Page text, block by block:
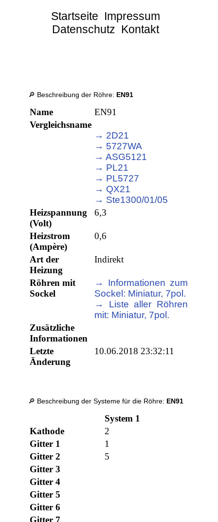
Startseite Impressum
Datenschutz Kontakt
🔎 Beschreibung der Röhre: EN91
Name
EN91
Vergleichsname
→ 2D21
→ 5727WA
→ ASG5121
→ PL21
→ PL5727
→ QX21
→ Ste1300/01/05
Heizspannung
(Volt)
6,3
Heizstrom
(Ampère)
0,6
Art der
Heizung
Indirekt
Röhren mit
Sockel
→ Informationen zum
Sockel: Miniatur, 7pol.
→ Liste aller Röhren
mit: Miniatur, 7pol.
Zusätzliche
Informationen
Letzte
Änderung
10.06.2018 23:32:11
🔎 Beschreibung der Systeme für die Röhre: EN91
System 1
Kathode
2
Gitter 1
1
Gitter 2
5
Gitter 3
Gitter 4
Gitter 5
Gitter 6
Gitter 7